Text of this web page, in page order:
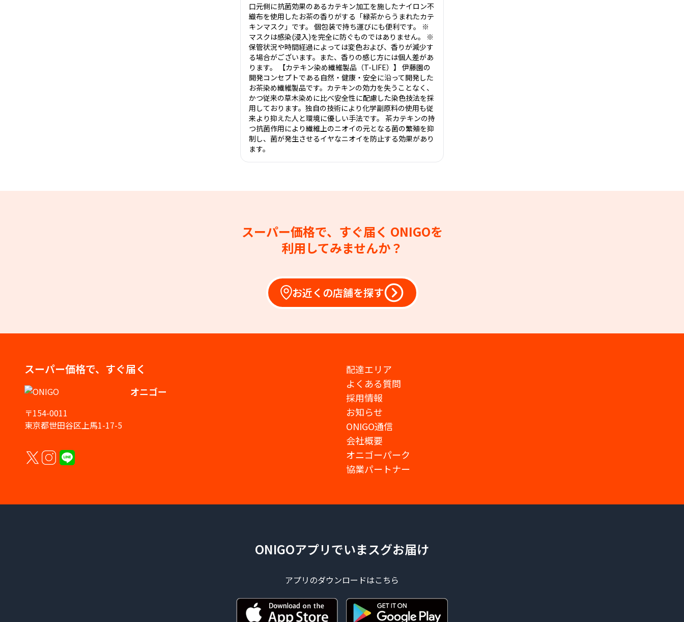
口元側に抗菌効果のあるカテキン加工を施したナイロン不
織布を使用したお茶の香りがする「緑茶からうまれたカテ
キンマスク」です。 個包装で持ち運びにも便利です。 ※
マスクは感染(浸入)を完全に防ぐものではありません。 ※
保管状況や時間経過によっては変色および、香りが減少す
る場合がございます。また、香りの感じ方には個人差があ
ります。 【カテキン染め繊維製品（T-LIFE）】 伊藤園の
開発コンセプトである自然・健康・安全に沿って開発した
お茶染め繊維製品です。カテキンの効力を失うことなく、
かつ従来の草木染めに比べ安全性に配慮した染色技法を採
用しております。独自の技術により化学副原料の使用も従
来より抑えた人と環境に優しい手法です。 茶カテキンの持
つ抗菌作用により繊維上のニオイの元となる菌の繁殖を抑
制し、菌が発生させるイヤなニオイを防止する効果があり
ます。
スーパー価格で、すぐ届く ONIGOを
利用してみませんか？
お近くの店舗を探す
スーパー価格で、すぐ届く
オニゴー
〒154-0011
東京都世田谷区上馬1-17-5
配達エリア
よくある質問
採用情報
お知らせ
ONIGO通信
会社概要
オニゴーパーク
協業パートナー
ONIGOアプリでいまスグお届け
アプリのダウンロードはこちら